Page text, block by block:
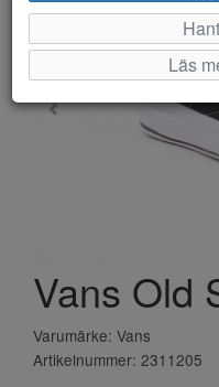
Vans Old
Varumärke: Vans
Artikelnummer: 2311205
Läs